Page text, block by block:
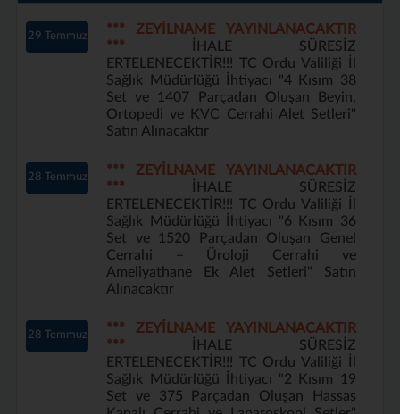
29 Temmuz
*** ZEYİLNAME YAYINLANACAKTIR
***
İHALE SÜRESİZ
ERTELENECEKTİR!!! TC Ordu Valiliği İl
Sağlık Müdürlüğü İhtiyacı "4 Kısım 38
Set ve 1407 Parçadan Oluşan Beyin,
Ortopedi ve KVC Cerrahi Alet Setleri"
Satın Alınacaktır
28 Temmuz
*** ZEYİLNAME YAYINLANACAKTIR
***
İHALE SÜRESİZ
ERTELENECEKTİR!!! TC Ordu Valiliği İl
Sağlık Müdürlüğü İhtiyacı "6 Kısım 36
Set ve 1520 Parçadan Oluşan Genel
Cerrahi – Üroloji Cerrahi ve
Ameliyathane Ek Alet Setleri" Satın
Alınacaktır
28 Temmuz
*** ZEYİLNAME YAYINLANACAKTIR
***
İHALE SÜRESİZ
ERTELENECEKTİR!!! TC Ordu Valiliği İl
Sağlık Müdürlüğü İhtiyacı "2 Kısım 19
Set ve 375 Parçadan Oluşan Hassas